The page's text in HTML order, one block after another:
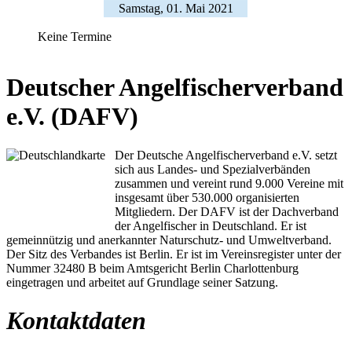
Samstag, 01. Mai 2021
Keine Termine
Deutscher Angelfischerverband
e.V. (DAFV)
Der Deutsche Angelfischerverband e.V. setzt
sich aus Landes- und Spezialverbänden
zusammen und vereint rund 9.000 Vereine mit
insgesamt über 530.000 organisierten
Mitgliedern. Der DAFV ist der Dachverband
der Angelfischer in Deutschland. Er ist
gemeinnützig und anerkannter Naturschutz- und Umweltverband.
Der Sitz des Verbandes ist Berlin. Er ist im Vereinsregister unter der
Nummer 32480 B beim Amtsgericht Berlin Charlottenburg
eingetragen und arbeitet auf Grundlage seiner Satzung.
Kontaktdaten